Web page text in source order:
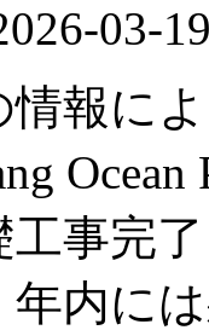
03-19
情報に
工事完
年内に